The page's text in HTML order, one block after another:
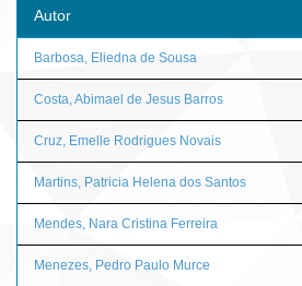
Autor
Barbosa, Eliedna de Sousa
Costa, Abimael de Jesus Barros
Cruz, Emelle Rodrigues Novais
Martins, Patricia Helena dos Santos
Mendes, Nara Cristina Ferreira
Menezes, Pedro Paulo Murce